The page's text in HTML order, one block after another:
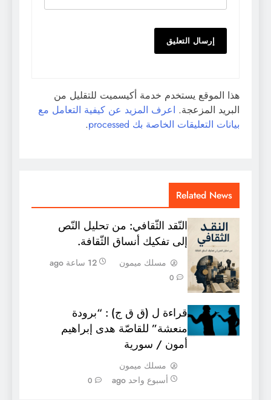
هذا الموقع يستخدم خدمة أكيسميت للتقليل من
البريد المزعجة. اعرف المزيد عن كيفية التعامل مع
بيانات التعليقات الخاصة بك processed
.
Related News
النّقد الثّقافي: من تحليل النّص
إلى تفكيك أنساق الثّقافة.
مسلك ميمون 12 ساعة ago
0
قراءة ل (ق ق ج) : “برودة
منعشة” للقاصّة هدى إبراهيم
أمون / سورية
مسلك ميمون
أسبوع واحد ago
0